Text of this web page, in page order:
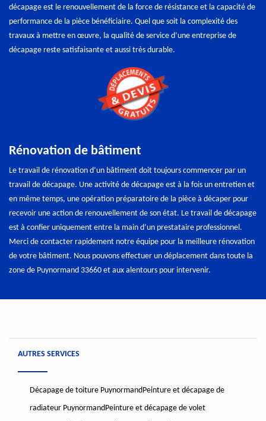
décapage est le renouvellement de la force de résistance et la capacité de
performance de la pièce bénéficiaire. Quel que soit la complexité des
travaux à mettre en œuvre, la qualité de service d’une entreprise de
décapage reste satisfaisante et aussi très durable.
Rénovation de bâtiment
Le travail de rénovation d’un bâtiment doit toujours commencer par un
travail de décapage. Une activité de décapage est à la fois un entretien et
en même temps, une opération préparatoire de la pièce à décaper pour
recevoir une action de renouvellement de son état. Le travail de décapage
est à confier uniquement entre la main d’un prestataire professionnel.
Merci de contacter rapidement notre équipe pour la meilleure rénovation
de votre bâtiment. Nous pouvons effectuer un déplacement dans toute la
zone de Puynormand 33660 et aux alentours pour intervenir.
AUTRES SERVICES
Décapage de toiture PuynormandPeinture et décapage de
radiateur PuynormandPeinture et décapage de volet